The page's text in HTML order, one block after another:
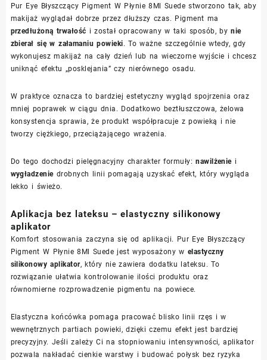
Pur Eye Błyszczący Pigment W Płynie 8Ml Suede stworzono tak, aby
makijaż wyglądał dobrze przez dłuższy czas. Pigment ma
przedłużoną trwałość i został opracowany w taki sposób, bynie
zbierał się w załamaniu powieki. To ważne szczególnie wtedy, gdy
wykonujesz makijaż na cały dzień lub na wieczorne wyjście i chcesz
uniknąć efektu „posklejania” czy nierównego osadu.
W praktyce oznacza to bardziej estetyczny wygląd spojrzenia oraz
mniej poprawek w ciągu dnia. Dodatkowo beztłuszczowa, żelowa
konsystencja sprawia, że produkt współpracuje z powieką i nie
tworzy ciężkiego, przeciążającego wrażenia.
Do tego dochodzi pielęgnacyjny charakter formuły:nawilżeniei
wygładzeniedrobnych linii pomagają uzyskać efekt, który wygląda
lekko i świeżo.
Aplikacja bez lateksu – elastyczny silikonowy
aplikator
Komfort stosowania zaczyna się od aplikacji. Pur Eye Błyszczący
Pigment W Płynie 8Ml Suede jest wyposażony w elastyczny
silikonowy aplikator, który nie zawiera dodatku lateksu. To
rozwiązanie ułatwia kontrolowanie ilości produktu oraz
równomierne rozprowadzenie pigmentu na powiece.
Elastyczna końcówka pomaga pracować blisko linii rzęs i w
wewnętrznych partiach powieki, dzięki czemu efekt jest bardziej
precyzyjny. Jeśli zależy Ci na stopniowaniu intensywności, aplikator
pozwala nakładać cienkie warstwy i budować połysk bez ryzyka